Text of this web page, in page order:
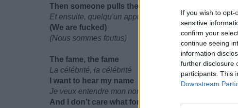
If you wish to
sensitive
confirm your
continue seeing
information
further disclosure
participants. This
Downstream
Then someone pulls the trigger
Et ensuite, quelqu'un appuie sur la gâchette
(We are fucked)
(Nous sommes foutus)
The fame, the fame
La célébrité, la célébrité
I want to hear my name
Je veux entendre mon nom
And I don’t care what for